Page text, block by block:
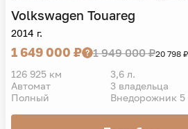
Volkswagen Touareg
2014 г.
1 649 000 ₽ 1 949 000 ₽20 798
126 925 км 3,6 л.
Автомат
3 владельца
Полный